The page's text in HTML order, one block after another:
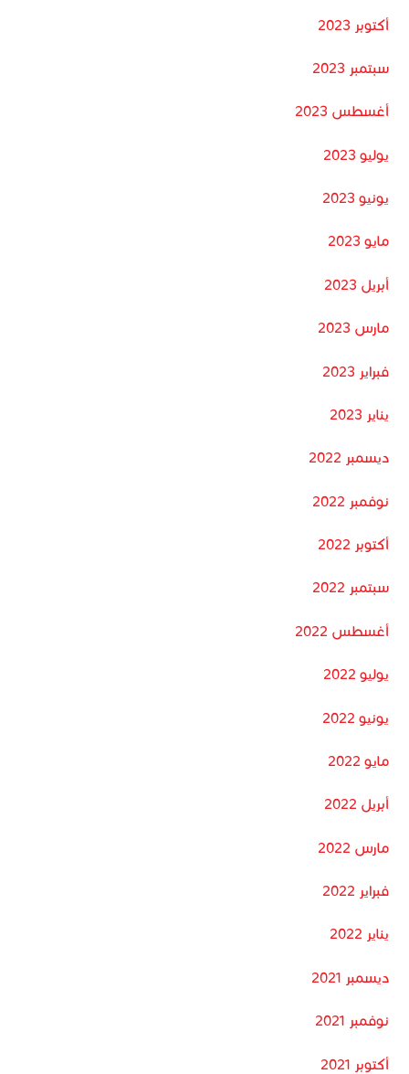
أكتوبر 2023
سبتمبر 2023
أغسطس 2023
يوليو 2023
يونيو 2023
مايو 2023
أبريل 2023
مارس 2023
فبراير 2023
يناير 2023
ديسمبر 2022
نوفمبر 2022
أكتوبر 2022
سبتمبر 2022
أغسطس 2022
يوليو 2022
يونيو 2022
مايو 2022
أبريل 2022
مارس 2022
فبراير 2022
يناير 2022
ديسمبر 2021
نوفمبر 2021
أكتوبر 2021